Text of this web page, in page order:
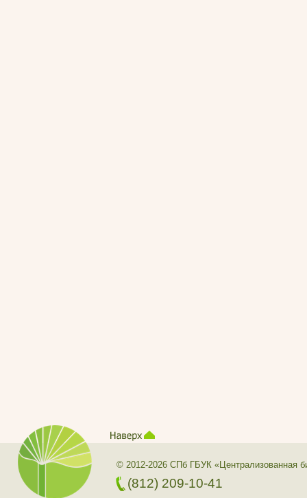
© 2012-2026 СПб ГБУК «Централизованная
(812) 209-10-41